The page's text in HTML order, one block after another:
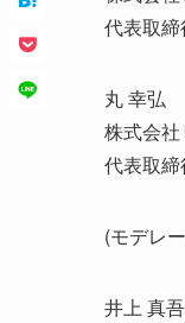
代表取締
丸 幸弘
株式会
代表取
(モデレ
井上 真吾